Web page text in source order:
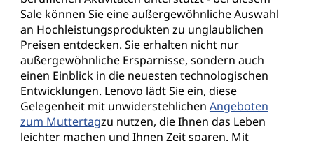
Sale können Sie eine außergewöhnliche Auswahl
an Hochleistungsprodukten zu unglaublichen
Preisen entdecken. Sie erhalten nicht nur
außergewöhnliche Ersparnisse, sondern auch
einen Einblick in die neuesten technologischen
Entwicklungen. Lenovo lädt Sie ein, diese
Gelegenheit mit unwiderstehlichen Angeboten
zum Muttertagzu nutzen, die Ihnen das Leben
leichter machen und Ihnen Zeit sparen. Mit